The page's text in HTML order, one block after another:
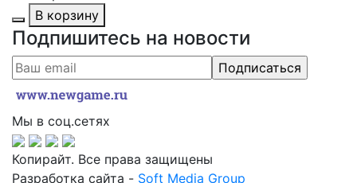
В корзину
Подпишитесь на новости
Мы в соц.сетях
Копирайт. Все права защищены
Разработка сайта - Soft Media Group